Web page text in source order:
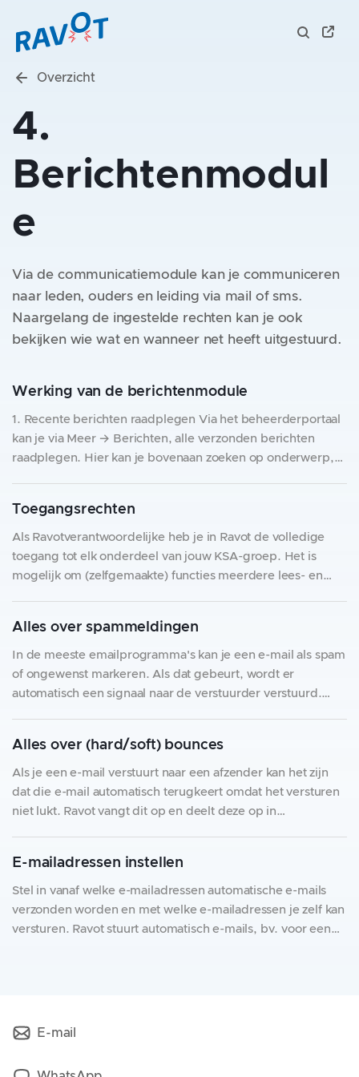
Overzicht
4.
Berichtenmodul
e
Via de communicatiemodule kan je communiceren
naar leden, ouders en leiding via mail of sms.
Naargelang de ingestelde rechten kan je ook
bekijken wie wat en wanneer net heeft uitgestuurd.
Werking van de berichtenmodule
1. Recente berichten raadplegen Via het beheerderportaal
kan je via Meer → Berichten, alle verzonden berichten
raadplegen. Hier kan je bovenaan zoeken op onderwerp,
automatisch aangemaakt zodra je begint met het opstellen
van
Toegangsrechten
Als Ravotverantwoordelijke heb je in Ravot de volledige
toegang tot elk onderdeel van jouw KSA-groep. Het is
mogelijk om (zelfgemaakte) functies meerdere lees- en
ledengegevens, de boekhouding, activiteiten, webshops
of de berichtenmodule mee te laten
Alles over spammeldingen
In de meeste emailprogramma's kan je een e-mail als spam
of ongewenst markeren. Als dat gebeurt, wordt er
automatisch een signaal naar de verstuurder verstuurd.
blokkeren we automatisch
Alles over (hard/soft) bounces
Als je een e-mail verstuurt naar een afzender kan het zijn
dat die e-mail automatisch terugkeert omdat het versturen
niet lukt. Ravot vangt dit op en deelt deze op in
ontvanger zit vol
E-mailadressen instellen
Stel in vanaf welke e-mailadressen automatische e-mails
verzonden worden en met welke e-mailadressen je zelf kan
versturen. Ravot stuurt automatisch e-mails, bv. voor een
E-mail